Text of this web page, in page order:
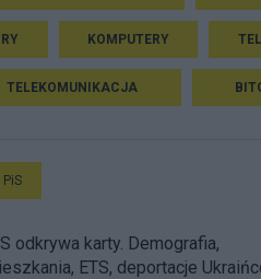
KOMPUTERY
TELEKOMUNIKACJA
PiS
odkrywa karty. Demografia,
ETS, deportacje